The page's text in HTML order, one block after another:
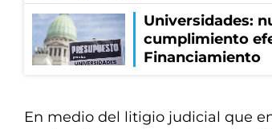
Universidades:
cumplimiento
Financiamiento
En medio del litigio judicial que